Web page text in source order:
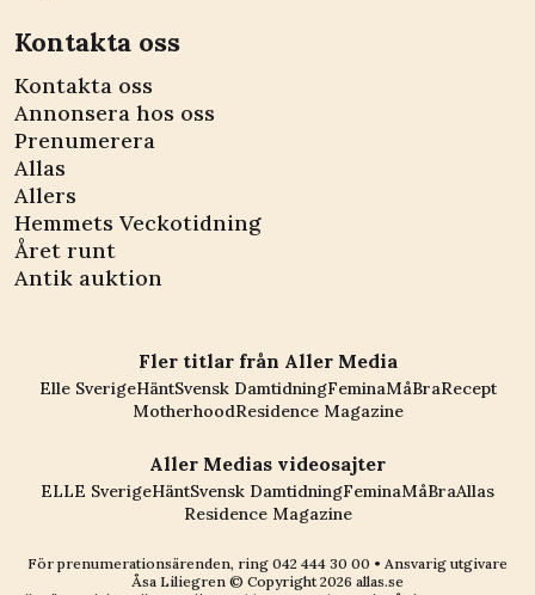
Kontakta oss
Kontakta oss
Annonsera hos oss
Prenumerera
Allas
Allers
Hemmets Veckotidning
Året runt
Antik auktion
Fler titlar från Aller Media
Elle SverigeHäntSvensk DamtidningFeminaMåBraRecept
MotherhoodResidence Magazine
Aller Medias videosajter
ELLE SverigeHäntSvensk DamtidningFeminaMåBraAllas
Residence Magazine
För prenumerationsärenden, ring 042 444 30 00 • Ansvarig utgivare
Åsa Liliegren © Copyright2026 allas.se